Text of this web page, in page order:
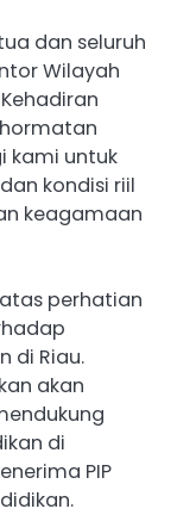
dan seluruh
Wilayah
kami untuk
kondisi riil
keagamaan
perhatian
di Riau.
akan
di
PIP